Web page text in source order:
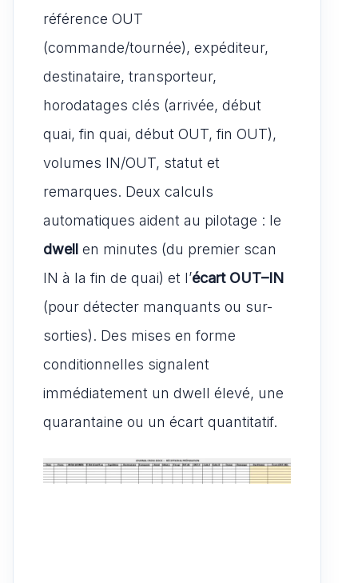
référence OUT
(commande/tournée), expéditeur,
destinataire, transporteur,
horodatages clés (arrivée, début
quai, fin quai, début OUT, fin OUT),
volumes IN/OUT, statut et
remarques. Deux calculs
automatiques aident au pilotage : le
dwell en minutes (du premier scan
IN à la fin de quai) et l’écart OUT–IN
(pour détecter manquants ou sur-
sorties). Des mises en forme
conditionnelles signalent
immédiatement un dwell élevé, une
quarantaine ou un écart quantitatif.